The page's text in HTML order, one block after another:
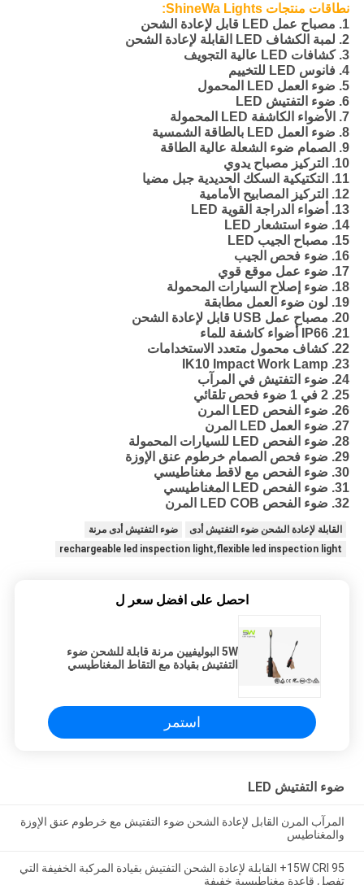
نطاقات منتجات ShineWa Lights:
1. مصباح عمل LED قابل لإعادة الشحن
2. لمبة الكشاف LED القابلة لإعادة الشحن
3. كشافات LED عالية التجويف
4. فانوس LED للتخييم
5. ضوء العمل LED المحمول
6. ضوء التفتيش LED
7. الأضواء الكاشفة LED المحمولة
8. ضوء العمل LED بالطاقة الشمسية
9. الصمام ضوء الشعلة عالية الطاقة
10. التركيز مصباح يدوي
11. التكتيكية السكك الحديدية جبل مضيا
12. التركيز المصابيح الأمامية
13. أضواء الدراجة القوية LED
14. ضوء استشعار LED
15. مصباح الجيب LED
16. ضوء فحص الجيب
17. ضوء عمل موقع قوي
18. ضوء إصلاح السيارات المحمولة
19. لون ضوء العمل مطابقة
20. مصباح عمل USB قابل لإعادة الشحن
21. IP66 أضواء كاشفة للماء
22. كشاف محمول متعدد الاستخدامات
23. IK10 Impact Work Lamp
24. ضوء التفتيش في المرآب
25. 2 في 1 ضوء فحص تلقائي
26. ضوء الفحص LED المرن
27. ضوء العمل LED المرن
28. ضوء الفحص LED للسيارات المحمولة
29. ضوء فحص الصمام خرطوم عنق الإوزة
30. ضوء الفحص مع لاقط مغناطيسي
31. ضوء الفحص LED المغناطيسي
32. ضوء الفحص LED COB المرن
القابلة لإعادة الشحن ضوء التفتيش أدى
ضوء التفتيش أدى مرنة
rechargeable led inspection light,flexible led inspection light
احصل على افضل سعر ل
5W البوليفيين مرنة قابلة للشحن ضوء
التفتيش بقيادة مع التقاط المغناطيسي
استمر
ضوء التفتيش LED
المرآب المرن القابل لإعادة الشحن ضوء التفتيش مع خرطوم عنق الإوزة
والمغناطيس
15W CRI 95+ القابلة لإعادة الشحن التفتيش بقيادة المركبة الخفيفة التي
تفصل قاعدة مغناطيسية خفيفة